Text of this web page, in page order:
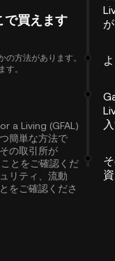
で買えます
方法があります。
す。
a Living (GFAL)
簡単な方法で
の取引所が
とをご確認くだ
リティ、流動
をご確認くださ